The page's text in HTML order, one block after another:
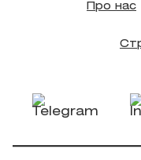
Про нас